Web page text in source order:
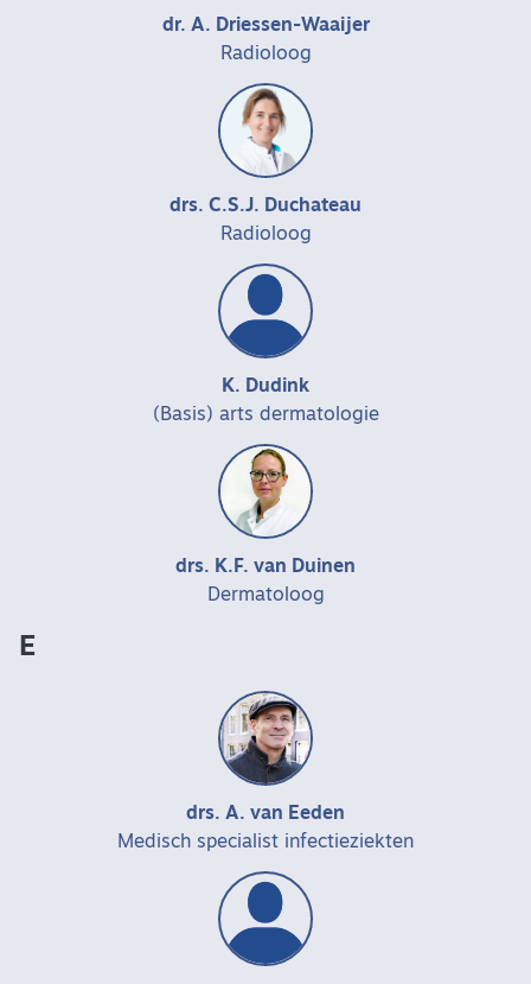
dr. A. Driessen-Waaijer
Radioloog
drs. C.S.J. Duchateau
Radioloog
K. Dudink
(Basis) arts dermatologie
drs. K.F. van Duinen
Dermatoloog
E
drs. A. van Eeden
Medisch specialist infectieziekten